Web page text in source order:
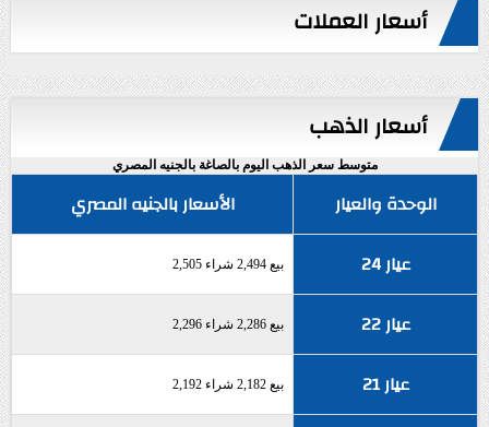
أسعار العملات
أسعار الذهب
متوسط سعر الذهب اليوم بالصاغة بالجنيه المصري
الوحدة والعيار
الأسعار بالجنيه المصري
عيار 24
بيع 2,494 شراء 2,505
عيار 22 بيع 2,286 شراء 2,296
عيار 21 بيع 2,182 شراء 2,192